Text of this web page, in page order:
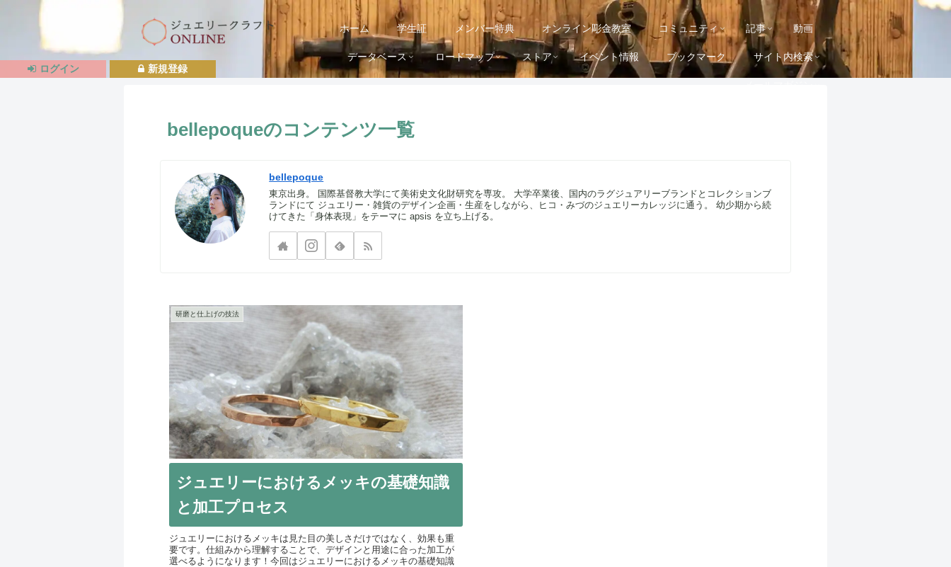
ホーム 学生証 メンバー特典 オンライン彫金教室 コミュニティ 記事 動画
データベース ロードマップ ストア イベント情報 ブックマーク サイト内検索
bellepoqueのコンテンツ一覧
bellepoque
東京出身。 国際基督教大学にて美術史文化財研究を専攻。 大学卒業後、国内のラグジュアリーブランドとコレクションブ
ランドにて ジュエリー・雑貨のデザイン企画・生産をしながら、ヒコ・みづのジュエリーカレッジに通う。 幼少期から続
けてきた「身体表現」をテーマに apsis を立ち上げる。
研磨と仕上げの技法
ジュエリーにおけるメッキの基礎知識
と加工プロセス
ジュエリーにおけるメッキは見た目の美しさだけではなく、効果も重
要です。仕組みから理解することで、デザインと用途に合った加工が
選べるようになります！今回はジュエリーにおけるメッキの基礎知識
新規登録
ログイン